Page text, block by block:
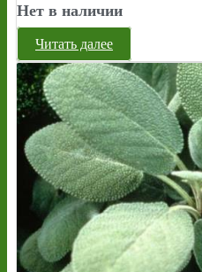
Нет в наличии
Читать далее